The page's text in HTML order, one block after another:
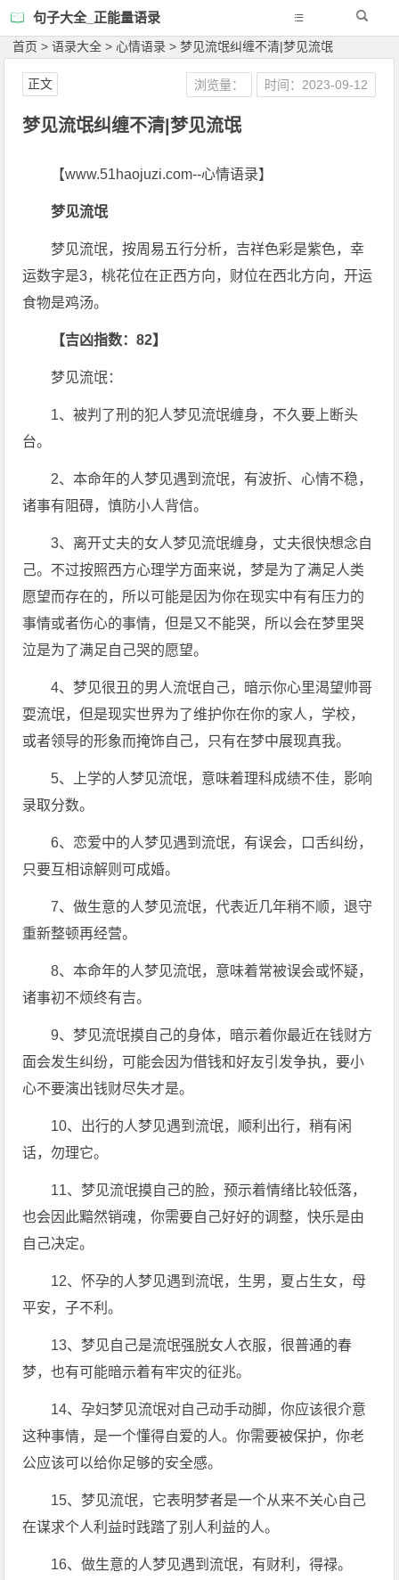
句子大全_正能量语录
首页 >语录大全 > 心情语录 >梦见流氓纠缠不清|梦见流氓
梦见流氓纠缠不清|梦见流氓
浏览量： 时间：2023-09-12
正文
【www.51haojuzi.com--心情语录】
梦见流氓
梦见流氓，按周易五行分析，吉祥色彩是紫色，幸
运数字是3，桃花位在正西方向，财位在西北方向，开运
食物是鸡汤。
【吉凶指数：82】
梦见流氓：
1、被判了刑的犯人梦见流氓缠身，不久要上断头
台。
2、本命年的人梦见遇到流氓，有波折、心情不稳，
诸事有阻碍，慎防小人背信。
3、离开丈夫的女人梦见流氓缠身，丈夫很快想念自
己。不过按照西方心理学方面来说，梦是为了满足人类
愿望而存在的，所以可能是因为你在现实中有有压力的
事情或者伤心的事情，但是又不能哭，所以会在梦里哭
泣是为了满足自己哭的愿望。
4、梦见很丑的男人流氓自己，暗示你心里渴望帅哥
耍流氓，但是现实世界为了维护你在你的家人，学校，
或者领导的形象而掩饰自己，只有在梦中展现真我。
5、上学的人梦见流氓，意味着理科成绩不佳，影响
录取分数。
6、恋爱中的人梦见遇到流氓，有误会，口舌纠纷，
只要互相谅解则可成婚。
7、做生意的人梦见流氓，代表近几年稍不顺，退守
重新整顿再经营。
8、本命年的人梦见流氓，意味着常被误会或怀疑，
诸事初不烦终有吉。
9、梦见流氓摸自己的身体，暗示着你最近在钱财方
面会发生纠纷，可能会因为借钱和好友引发争执，要小
心不要演出钱财尽失才是。
10、出行的人梦见遇到流氓，顺利出行，稍有闲
话，勿理它。
11、梦见流氓摸自己的脸，预示着情绪比较低落，
也会因此黯然销魂，你需要自己好好的调整，快乐是由
自己决定。
12、怀孕的人梦见遇到流氓，生男，夏占生女，母
平安，子不利。
13、梦见自己是流氓强脱女人衣服，很普通的春
梦，也有可能暗示着有牢灾的征兆。
14、孕妇梦见流氓对自己动手动脚，你应该很介意
这种事情，是一个懂得自爱的人。你需要被保护，你老
公应该可以给你足够的安全感。
15、梦见流氓，它表明梦者是一个从来不关心自己
在谋求个人利益时践踏了别人利益的人。
16、做生意的人梦见遇到流氓，有财利，得禄。